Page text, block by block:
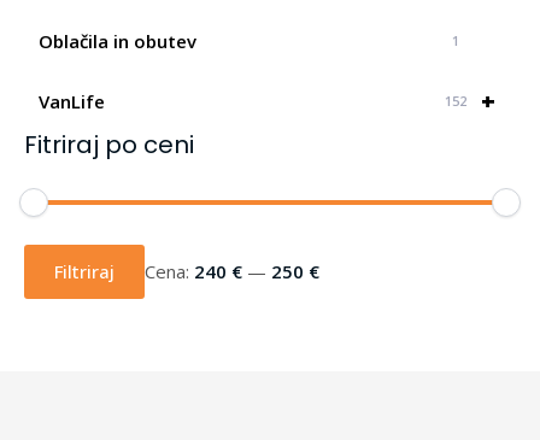
Oblačila in obutev 1
+
VanLife 152
Fitriraj po ceni
Min
cena
Max
cenaFiltriraj Cena: 240 € — 250 €